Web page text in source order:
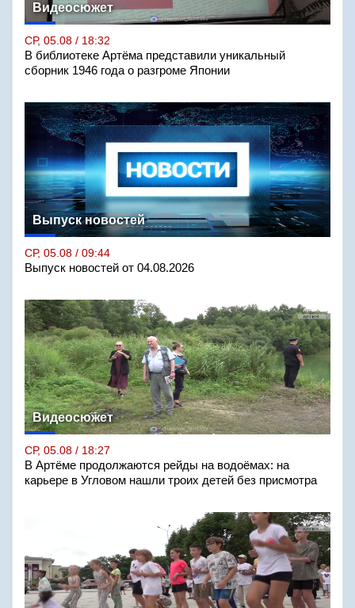
Видеосюжет
СР, 05.08 / 18:32
В библиотеке Артёма представили уникальный
сборник 1946 года о разгроме Японии
Выпуск новостей
СР, 05.08 / 09:44
Выпуск новостей от 04.08.2026
Видеосюжет
СР, 05.08 / 18:27
В Артёме продолжаются рейды на водоёмах: на
карьере в Угловом нашли троих детей без присмотра